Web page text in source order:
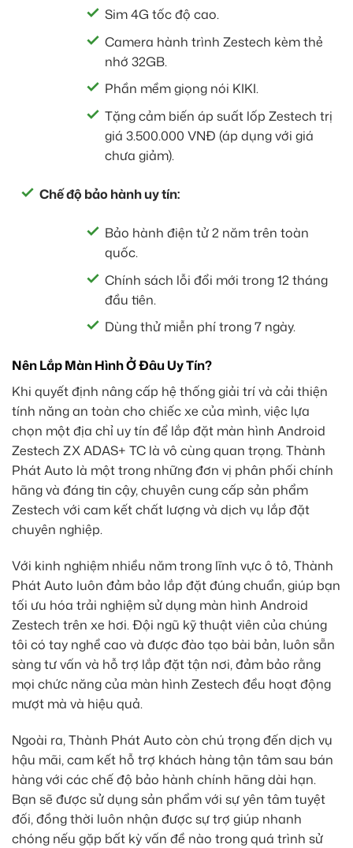
Sim 4G tốc độ cao.
Camera hành trình Zestech kèm thẻ
nhớ 32GB.
Phần mềm giọng nói KIKI.
Tặng cảm biến áp suất lốp Zestech trị
giá 3.500.000 VNĐ (áp dụng với giá
chưa giảm).
Chế độ bảo hành uy tín:
Bảo hành điện tử 2 năm trên toàn
quốc.
Chính sách lỗi đổi mới trong 12 tháng
đầu tiên.
Dùng thử miễn phí trong 7 ngày.
Nên Lắp Màn Hình Ở Đâu Uy Tín?
Khi quyết định nâng cấp hệ thống giải trí và cải thiện
tính năng an toàn cho chiếc xe của mình, việc lựa
chọn một địa chỉ uy tín để lắp đặt màn hình Android
Zestech ZX ADAS+ TC là vô cùng quan trọng. Thành
Phát Auto là một trong những đơn vị phân phối chính
hãng và đáng tin cậy, chuyên cung cấp sản phẩm
Zestech với cam kết chất lượng và dịch vụ lắp đặt
chuyên nghiệp.
Với kinh nghiệm nhiều năm trong lĩnh vực ô tô, Thành
Phát Auto luôn đảm bảo lắp đặt đúng chuẩn, giúp bạn
tối ưu hóa trải nghiệm sử dụng màn hình Android
Zestech trên xe hơi. Đội ngũ kỹ thuật viên của chúng
tôi có tay nghề cao và được đào tạo bài bản, luôn sẵn
sàng tư vấn và hỗ trợ lắp đặt tận nơi, đảm bảo rằng
mọi chức năng của màn hình Zestech đều hoạt động
mượt mà và hiệu quả.
Ngoài ra, Thành Phát Auto còn chú trọng đến dịch vụ
hậu mãi, cam kết hỗ trợ khách hàng tận tâm sau bán
hàng với các chế độ bảo hành chính hãng dài hạn.
Bạn sẽ được sử dụng sản phẩm với sự yên tâm tuyệt
đối, đồng thời luôn nhận được sự trợ giúp nhanh
chóng nếu gặp bất kỳ vấn đề nào trong quá trình sử